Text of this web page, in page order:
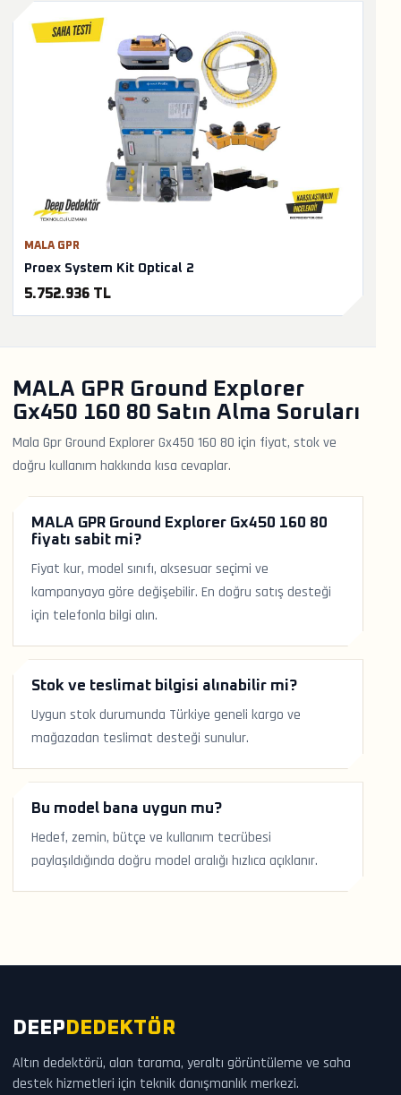
MALA GPR
Proex System Kit Optical 2
5.752.936 TL
MALA GPR Ground Explorer
Gx450 160 80 Satın Alma Soruları
Mala Gpr Ground Explorer Gx450 160 80 için fiyat, stok ve
doğru kullanım hakkında kısa cevaplar.
MALA GPR Ground Explorer Gx450 160 80
fiyatı sabit mi?
Fiyat kur, model sınıfı, aksesuar seçimi ve
kampanyaya göre değişebilir. En doğru satış desteği
için telefonla bilgi alın.
Stok ve teslimat bilgisi alınabilir mi?
Uygun stok durumunda Türkiye geneli kargo ve
mağazadan teslimat desteği sunulur.
Bu model bana uygun mu?
Hedef, zemin, bütçe ve kullanım tecrübesi
paylaşıldığında doğru model aralığı hızlıca açıklanır.
DEEP DEDEKTÖR
Altın dedektörü, alan tarama, yeraltı görüntüleme ve saha
destek hizmetleri için teknik danışmanlık merkezi.